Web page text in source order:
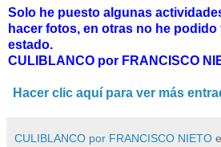
Solo he puesto algunas
hacer fotos, en otras no he
estado.
CULIBLANCO por FRANCISCO
Hacer clic aquí para ver más
CULIBLANCO por FRANCISCO NIETO